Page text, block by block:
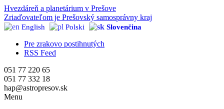
Hvezdáreň a planetárium v Prešove
Zriaďovateľom je Prešovský samosprávny kraj
English Polski Slovenčina
Pre zrakovo postihnutých
RSS Feed
051 77 220 65
051 77 332 18
hap@astropresov.sk
Menu